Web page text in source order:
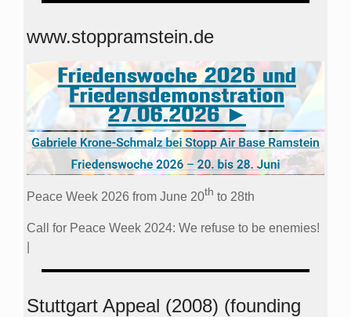
www.stoppramstein.de
Peace Week 2026 from June 20th to 28th
Call for Peace Week 2024: We refuse to be enemies!
Stuttgart Appeal (2008) (founding